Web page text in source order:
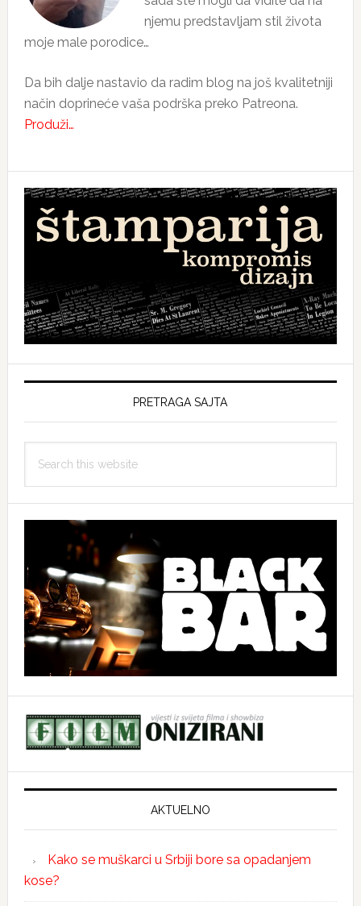
njemu predstavljam stil života
moje male porodice…
Da bih dalje nastavio da radim blog na još kvalitetniji
način doprineće vaša podrška preko Patreona.
Produži…
PRETRAGA SAJTA
this
AKTUELNO
Kako se muškarci u Srbiji bore sa opadanjem
kose?